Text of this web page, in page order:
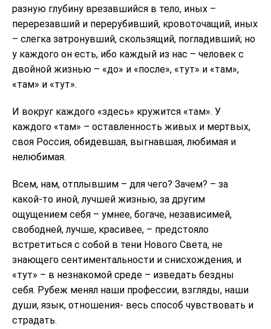
разную глубину врезавшийся в тело, иных –
перерезавший и перерубивший, кровоточащий, иных
– слегка затронувший, скользящий, погладивший; но
у каждого он есть, ибо каждый из нас – человек с
двойной жизнью – «до» и «после», «тут» и «там»,
«там» и «тут».
И вокруг каждого «здесь» кружится «там». У
каждого «там» – оставленность живых и мертвых,
своя Россия, обидевшая, выгнавшая, любимая и
нелюбимая.
Всем, нам, отплывшим – для чего? Зачем? – за
какой-то иной, лучшей жизнью, за другим
ощущением себя – умнее, богаче, независимей,
свободней, лучше, красивее, – предстояло
встретиться с собой в тени Нового Света, не
знающего сентиментальности и снисхождения, и
«тут» – в незнакомой среде – изведать бездны
себя. Рубеж менял наши профессии, взгляды, наши
души, язык, отношения- весь способ чувствовать и
страдать.